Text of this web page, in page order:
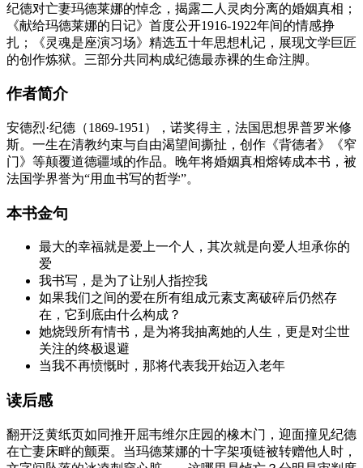
纪德对亡妻玛德莱娜的悼念，揭露二人灵肉分离的婚姻真相；
《献给玛德莱娜的日记》首度公开1916-1922年间的情感挣
扎；《灵魂是座演习场》精选五十年思想札记，展现文学巨匠
的创作炼狱。三部分共同构成纪德最赤裸的生命注脚。
作者简介
安德烈·纪德（1869-1951），诺奖得主，法国思想界普罗米修
斯。一生在清教约束与自由渴望间撕扯，创作《背德者》《窄
门》等颠覆道德疆域的作品。晚年将婚姻真相熔铸成本书，被
法国学界誉为“用血书写的哲学”。
本书金句
最大的幸福就是爱上一个人，其次就是向爱人坦承你的
爱
我书写，是为了让别人指控我
如果我们之间的爱在所有组成元素支离破碎后仍然存
在，它到底由什么构成？
她烧毁所有情书，是为将我抽离她的人生，更是对尘世
关注的终极退避
当我不再愤慨时，那将代表我开始迈入老年
读后感
翻开泛黄纸页如同推开屈韦维尔庄园的橡木门，迎面撞见纪德
在亡妻床畔的颤栗。当玛德莱娜的十字架项链被转赠他人时，